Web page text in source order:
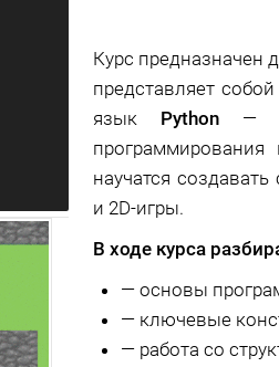
Курс предназначен
представляет
язык Python—
научатся
и 2D-игры.
В ходе курса
—основы
—ключевые
—работа со